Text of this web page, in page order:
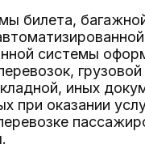
билета,
системы
иных
при оказании